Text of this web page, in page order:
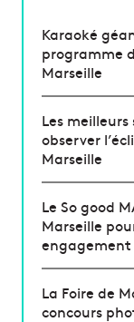
Karaoké
programme
Marseille
Les
observer
Marseille
Le So good
Marseille
engagement
La Foire de
concours